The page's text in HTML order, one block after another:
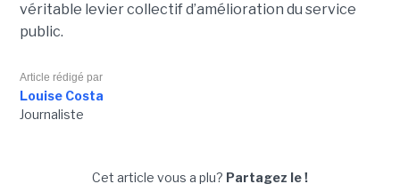
véritable levier collectif d’amélioration du service
public.
Article rédigé par
Louise Costa
Journaliste
Cet article vous a plu? Partagez le !